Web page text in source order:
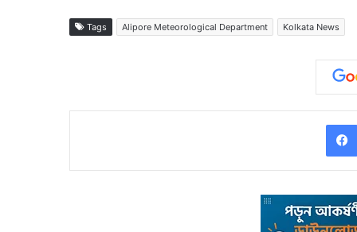
Tags Alipore Meteorological Department Kolkata News